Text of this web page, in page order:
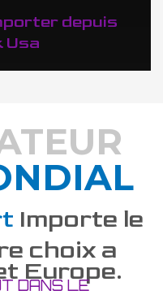
depuis
Usa
Importe le
choix a
Europe.
DANS LE